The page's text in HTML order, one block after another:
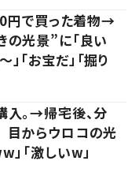
円で買った着物→
光景”に「良い
「お宝だ」「掘り
入。→帰宅後、分
からウロコの光
」「激しいw」